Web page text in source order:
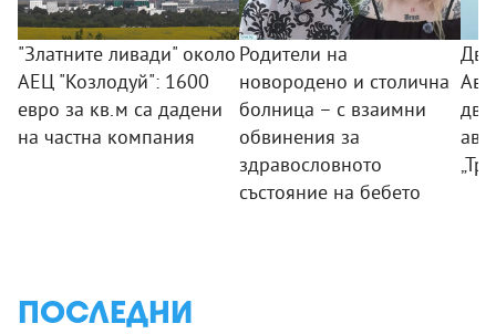
"Златните ливади" около
АЕЦ "Козлодуй": 1600
евро за кв.м са дадени
на частна компания
Родители на
новородено и столична
болница – с взаимни
обвинения за
здравословното
състояние на бебето
ПОСЛЕДНИ